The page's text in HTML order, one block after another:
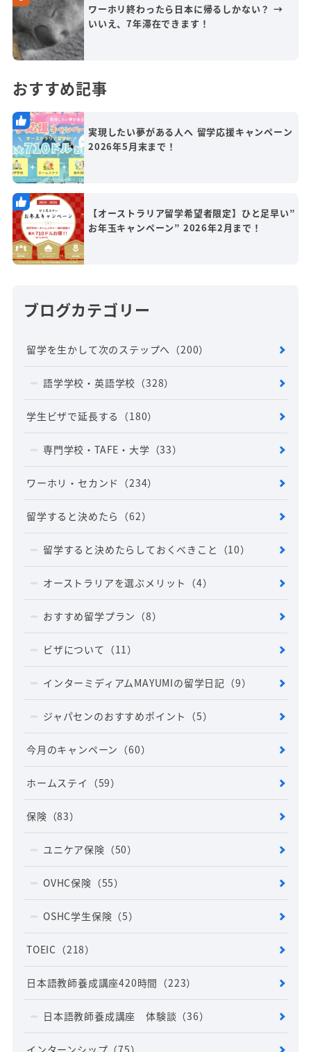
ワーホリ終わったら日本に帰るしかない？ →
いいえ、7年滞在できます！
おすすめ記事
実現したい夢がある人へ 留学応援キャンペーン
2026年5月末まで！
【オーストラリア留学希望者限定】ひと足早い”
お年玉キャンペーン” 2026年2月まで！
ブログカテゴリー
留学を生かして次のステップへ （200）
語学学校・英語学校 （328）
学生ビザで延長する （180）
専門学校・TAFE・大学 （33）
ワーホリ・セカンド （234）
留学すると決めたら （62）
留学すると決めたらしておくべきこと （10）
オーストラリアを選ぶメリット （4）
おすすめ留学プラン （8）
ビザについて （11）
インターミディアムMAYUMIの留学日記 （9）
ジャパセンのおすすめポイント （5）
今月のキャンペーン （60）
ホームステイ （59）
保険 （83）
ユニケア保険 （50）
OVHC保険 （55）
OSHC学生保険 （5）
TOEIC （218）
日本語教師養成講座420時間 （223）
日本語教師養成講座 体験談 （36）